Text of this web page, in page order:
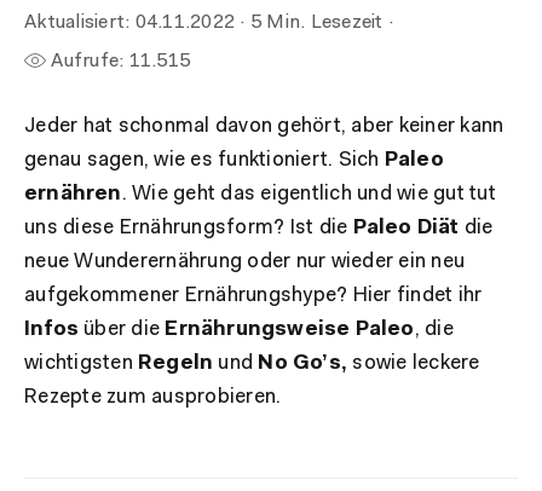
Aktualisiert: 04.11.2022 · 5 Min. Lesezeit ·
Aufrufe: 11.515
Jeder hat schonmal davon gehört, aber keiner kann
genau sagen, wie es funktioniert. Sich Paleo
ernähren. Wie geht das eigentlich und wie gut tut
uns diese Ernährungsform? Ist die Paleo Diät die
neue Wunderernährung oder nur wieder ein neu
aufgekommener Ernährungshype? Hier findet ihr
Infos über die Ernährungsweise Paleo, die
wichtigsten Regeln und No Go’s, sowie leckere
Rezepte zum ausprobieren.